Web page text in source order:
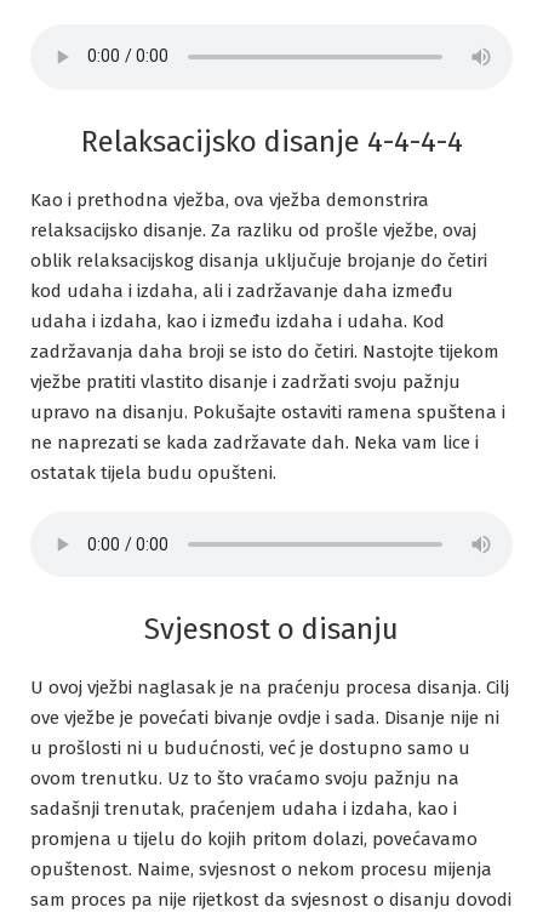
Relaksacijsko disanje 4-4-4-4
Kao i prethodna vježba, ova vježba demonstrira
relaksacijsko disanje. Za razliku od prošle vježbe, ovaj
oblik relaksacijskog disanja uključuje brojanje do četiri
kod udaha i izdaha, ali i zadržavanje daha između
udaha i izdaha, kao i između izdaha i udaha. Kod
zadržavanja daha broji se isto do četiri. Nastojte tijekom
vježbe pratiti vlastito disanje i zadržati svoju pažnju
upravo na disanju. Pokušajte ostaviti ramena spuštena i
ne naprezati se kada zadržavate dah. Neka vam lice i
ostatak tijela budu opušteni.
Svjesnost o disanju
U ovoj vježbi naglasak je na praćenju procesa disanja. Cilj
ove vježbe je povećati bivanje ovdje i sada. Disanje nije ni
u prošlosti ni u budućnosti, već je dostupno samo u
ovom trenutku. Uz to što vraćamo svoju pažnju na
sadašnji trenutak, praćenjem udaha i izdaha, kao i
promjena u tijelu do kojih pritom dolazi, povećavamo
opuštenost. Naime, svjesnost o nekom procesu mijenja
sam proces pa nije rijetkost da svjesnost o disanju dovodi